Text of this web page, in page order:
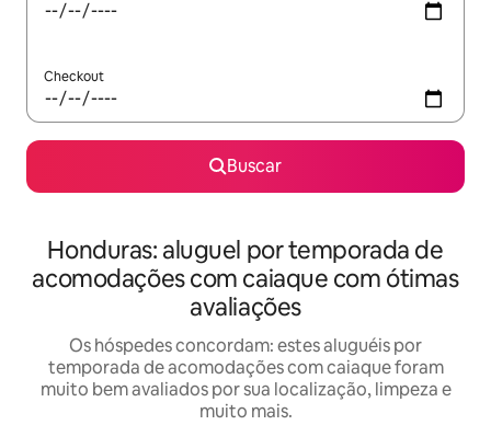
Checkout
Buscar
Honduras: aluguel por temporada de
acomodações com caiaque com ótimas
avaliações
Os hóspedes concordam: estes aluguéis por
temporada de acomodações com caiaque foram
muito bem avaliados por sua localização, limpeza e
muito mais.